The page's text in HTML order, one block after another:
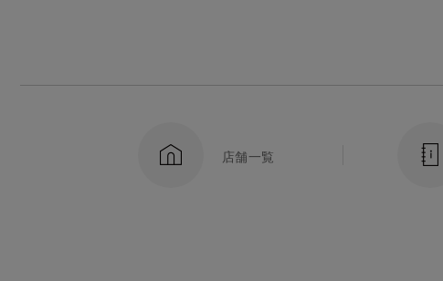
店舗一覧